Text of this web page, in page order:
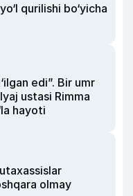
qurilishi bo‘yicha
edi”. Bir umr
ustasi Rimma
hayoti
olmay